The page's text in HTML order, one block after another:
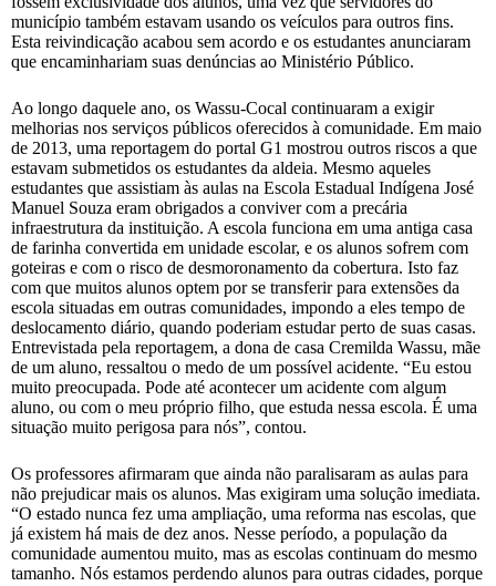
município também estavam usando os veículos para outros fins.
Esta reivindicação acabou sem acordo e os estudantes anunciaram
que encaminhariam suas denúncias ao Ministério Público.
Ao longo daquele ano, os Wassu-Cocal continuaram a exigir
melhorias nos serviços públicos oferecidos à comunidade. Em maio
de 2013, uma reportagem do portal G1 mostrou outros riscos a que
estavam submetidos os estudantes da aldeia. Mesmo aqueles
estudantes que assistiam às aulas na Escola Estadual Indígena José
Manuel Souza eram obrigados a conviver com a precária
infraestrutura da instituição. A escola funciona em uma antiga casa
de farinha convertida em unidade escolar, e os alunos sofrem com
goteiras e com o risco de desmoronamento da cobertura. Isto faz
com que muitos alunos optem por se transferir para extensões da
escola situadas em outras comunidades, impondo a eles tempo de
deslocamento diário, quando poderiam estudar perto de suas casas.
Entrevistada pela reportagem, a dona de casa Cremilda Wassu, mãe
de um aluno, ressaltou o medo de um possível acidente. “Eu estou
muito preocupada. Pode até acontecer um acidente com algum
aluno, ou com o meu próprio filho, que estuda nessa escola. É uma
situação muito perigosa para nós”, contou.
Os professores afirmaram que ainda não paralisaram as aulas para
não prejudicar mais os alunos. Mas exigiram uma solução imediata.
“O estado nunca fez uma ampliação, uma reforma nas escolas, que
já existem há mais de dez anos. Nesse período, a população da
comunidade aumentou muito, mas as escolas continuam do mesmo
tamanho. Nós estamos perdendo alunos para outras cidades, porque